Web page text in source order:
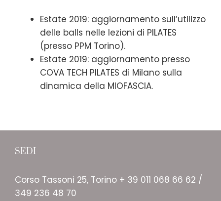
Estate 2019: aggiornamento sull’utilizzo
delle balls nelle lezioni di PILATES
(presso PPM Torino).
Estate 2019: aggiornamento presso
COVA TECH PILATES di Milano sulla
dinamica della MIOFASCIA.
SEDI
Corso Tassoni 25, Torino + 39 011 068 66 62 /
349 236 48 70